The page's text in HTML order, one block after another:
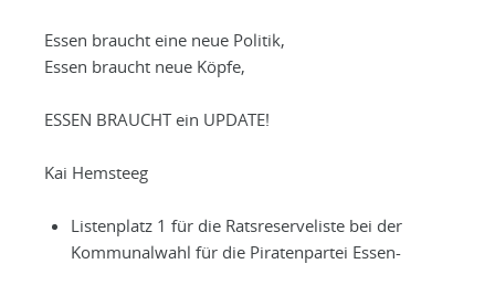
Essen braucht eine neue Politik,
Essen braucht neue Köpfe,
ESSEN BRAUCHT ein UPDATE!
Kai Hemsteeg
Listenplatz 1 für die Ratsreserveliste bei der
Kommunalwahl für die Piratenpartei Essen-